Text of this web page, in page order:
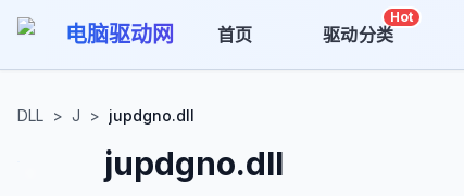
电脑驱动网 首页 驱动分类
Hot
DLL > J > jupdgno.dll
jupdgno.dll